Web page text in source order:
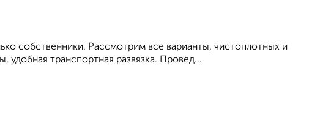
собственники. Рассмотрим все варианты, чистоплотных и
удобная транспортная развязка. Провед...